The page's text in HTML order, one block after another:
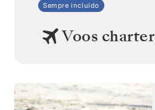
Sempre incluído
Voos charter